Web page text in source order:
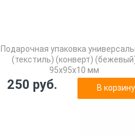
Подарочная упаковка
(текстиль) (конверт)
95х95х10 мм
250 руб. В